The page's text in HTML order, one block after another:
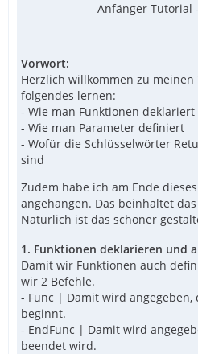
Anfänger Tutorial
Vorwort:
Herzlich willkommen zu
folgendes lernen:
- Wie man Funktionen
- Wie man Parameter definiert
- Wofür die Schlüsselwörter
sind
Zudem habe ich am Ende
angehangen. Das beinhaltet
Natürlich ist das schöner
1. Funktionen deklarieren und
Damit wir Funktionen auch
wir 2 Befehle.
- Func | Damit wird angegeben,
beginnt.
- EndFunc | Damit wird
beendet wird.